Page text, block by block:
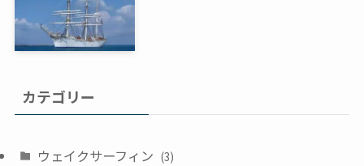
カテゴリー
ウェイクサーフィン (3)